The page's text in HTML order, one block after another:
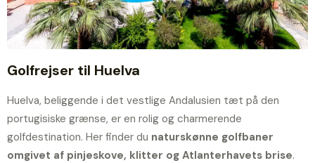
Golfrejser til Huelva
Huelva, beliggende i det vestlige Andalusien tæt på den
portugisiske grænse, er en rolig og charmerende
golfdestination. Her finder du naturskønne golfbaner
omgivet af pinjeskove, klitter og Atlanterhavets brise.